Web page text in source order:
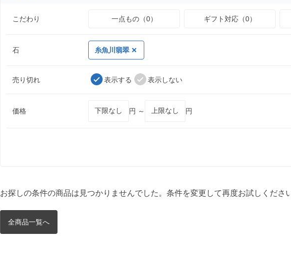
こだわり 一点もの（0） ギフト対応（0）
石 糸魚川翡翠
売り切れ 表示する 表示しない
価格 円 ～ 円
お探しの条件の商品は見つかりませんでした。条件を変更して再度お試しください
全商品一覧へ